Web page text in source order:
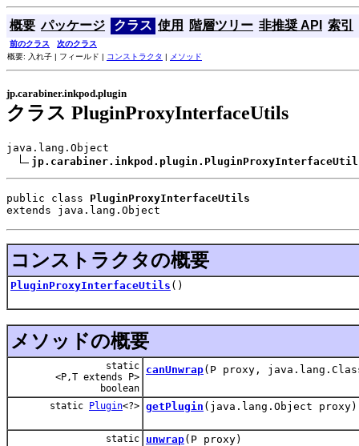
概要 パッケージ クラス 使用 階層ツリー 非推奨 API 索引
前のクラス
次のクラス
概要: 入れ子 | フィールド | コンストラクタ | メソッド
jp.carabiner.inkpod.plugin
クラス PluginProxyInterfaceUtils
java.lang.Object
public class PluginProxyInterfaceUtils
extends java.lang.Object
コンストラクタの概要
PluginProxyInterfaceUtils ()
メソッドの概要
static
<P,T extends P>
boolean
canUnwrap(P proxy,
static Plugin<?> getPlugin (java.lang.Object proxy)
static
unwrap(P proxy)